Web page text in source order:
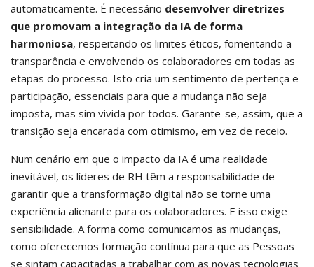
automaticamente. É necessário desenvolver diretrizes
que promovam a integração da IA de forma
harmoniosa, respeitando os limites éticos, fomentando a
transparência e envolvendo os colaboradores em todas as
etapas do processo. Isto cria um sentimento de pertença e
participação, essenciais para que a mudança não seja
imposta, mas sim vivida por todos. Garante-se, assim, que a
transição seja encarada com otimismo, em vez de receio.
Num cenário em que o impacto da IA é uma realidade
inevitável, os líderes de RH têm a responsabilidade de
garantir que a transformação digital não se torne uma
experiência alienante para os colaboradores. E isso exige
sensibilidade. A forma como comunicamos as mudanças,
como oferecemos formação contínua para que as Pessoas
se sintam capacitadas a trabalhar com as novas tecnologias